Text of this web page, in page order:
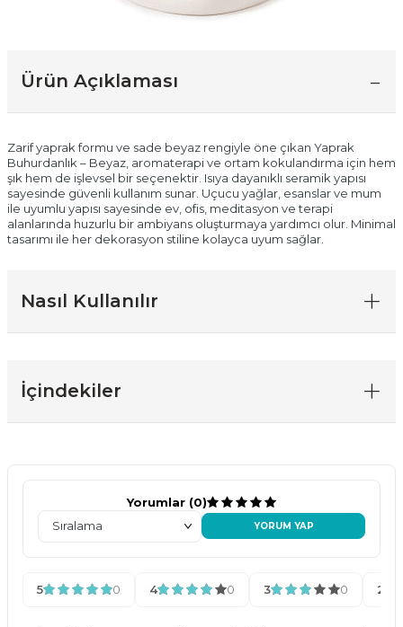
Ürün Açıklaması
Zarif yaprak formu ve sade beyaz rengiyle öne çıkan Yaprak
Buhurdanlık – Beyaz, aromaterapi ve ortam kokulandırma için hem
şık hem de işlevsel bir seçenektir. Isıya dayanıklı seramik yapısı
sayesinde güvenli kullanım sunar. Uçucu yağlar, esanslar ve mum
ile uyumlu yapısı sayesinde ev, ofis, meditasyon ve terapi
alanlarında huzurlu bir ambiyans oluşturmaya yardımcı olur. Minimal
tasarımı ile her dekorasyon stiline kolayca uyum sağlar.
Nasıl Kullanılır
İçindekiler
Yorumlar (0)
YORUM YAP
5 0 4 0 3 0 2